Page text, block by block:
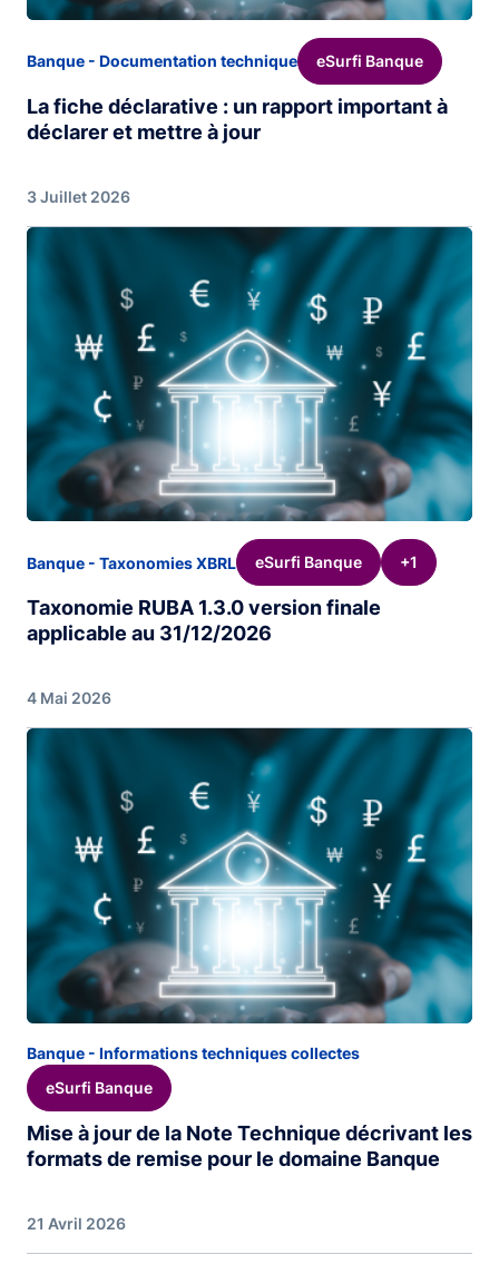
Banque - Documentation technique eSurfi Banque
La fiche déclarative : un rapport important à
déclarer et mettre à jour
3 Juillet 2026
Image
Banque - Taxonomies XBRL eSurfi Banque +1
Taxonomie RUBA 1.3.0 version finale
applicable au 31/12/2026
4 Mai 2026
Banque - Informations techniques collectes
eSurfi Banque
Mise à jour de la Note Technique décrivant les
formats de remise pour le domaine Banque
21 Avril 2026